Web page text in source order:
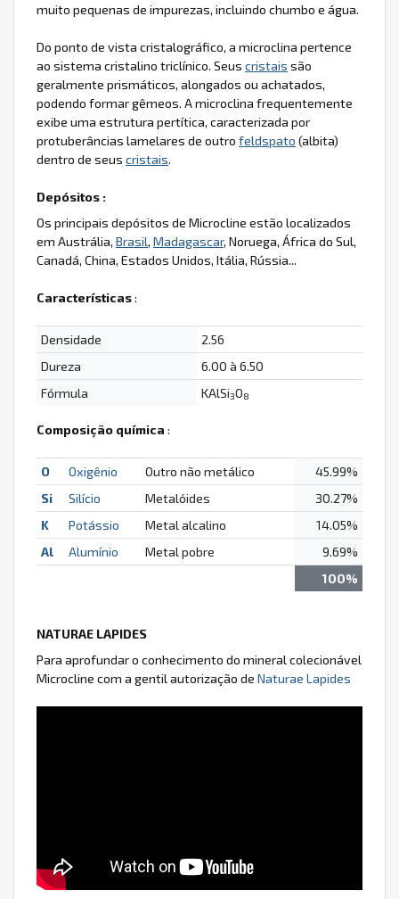
muito pequenas de impurezas, incluindo chumbo e água.
Do ponto de vista cristalográfico, a microclina pertence
ao sistema cristalino triclínico. Seus cristais são
geralmente prismáticos, alongados ou achatados,
podendo formar gêmeos. A microclina frequentemente
exibe uma estrutura pertítica, caracterizada por
protuberâncias lamelares de outro feldspato (albita)
dentro de seus cristais.
Depósitos :
Os principais depósitos de Microcline estão localizados
em Austrália, Brasil, Madagascar, Noruega, África do Sul,
Canadá, China, Estados Unidos, Itália, Rússia...
Características:
Densidade
2.56
Dureza
6.00 à 6.50
Fórmula
KAlSi3O8
Composição química :
O Oxigênio Outro não metálico
45.99%
Si
Silício Metalóides
30.27%
K
Potássio Metal alcalino
14.05%
Al
Alumínio Metal pobre
9.69%
100%
NATURAE LAPIDES
Para aprofundar o conhecimento do mineral colecionável
Microcline com a gentil autorização de Naturae Lapides